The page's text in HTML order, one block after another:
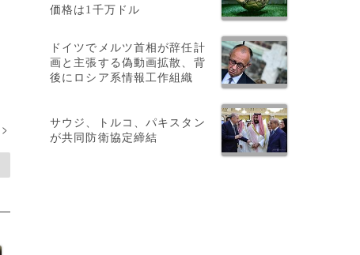
>
価格は1千万ドル
ドイツでメルツ首相が辞任計
画と主張する偽動画拡散、背
後にロシア系情報工作組織
サウジ、トルコ、パキスタン
が共同防衛協定締結